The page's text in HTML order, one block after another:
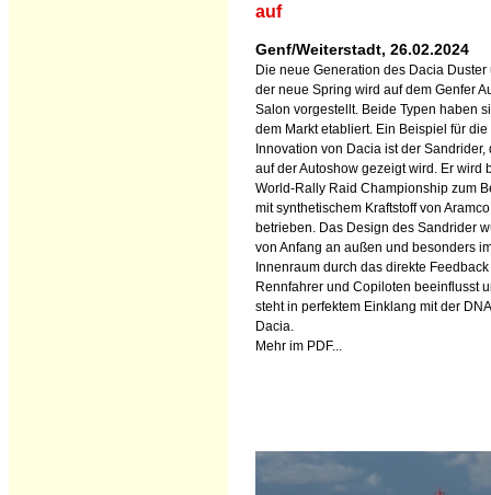
auf
Genf/Weiterstadt, 26.02.2024
Die neue Generation des Dacia Duster
der neue Spring wird auf dem Genfer
Salon vorgestellt. Beide Typen haben
dem Markt etabliert. Ein Beispiel für die
Innovation von Dacia ist der Sandrider,
auf der Autoshow gezeigt wird. Er wird
World-Rally Raid Championship zum
mit synthetischem Kraftstoff von Aramco
betrieben. Das Design des Sandrider
von Anfang an außen und besonders
Innenraum durch das direkte
Rennfahrer und Copiloten beeinflusst
steht in perfektem Einklang mit der
Dacia.
Mehr im PDF...